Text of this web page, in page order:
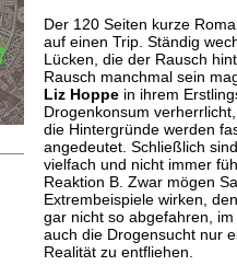
Der 120 Seiten kurze
auf einen Trip. Ständig
Lücken, die der Rausch
Rausch manchmal sein
Liz Hoppein ihrem
Drogenkonsum
die Hintergründe werden
angedeutet. Schließlich
vielfach und nicht immer
Reaktion B. Zwar mögen
Extrembeispiele wirken,
gar nicht so abgefahren,
auch die Drogensucht nur
Realität zu entfliehen.